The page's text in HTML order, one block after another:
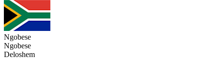
Ngobese
Ngobese
Deloshem